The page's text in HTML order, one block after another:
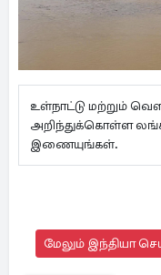
உள்நாட்டு மற்றும்
அறிந்துக்கொள்ள
இணையுங்கள்.
மேலும் இந்தியா